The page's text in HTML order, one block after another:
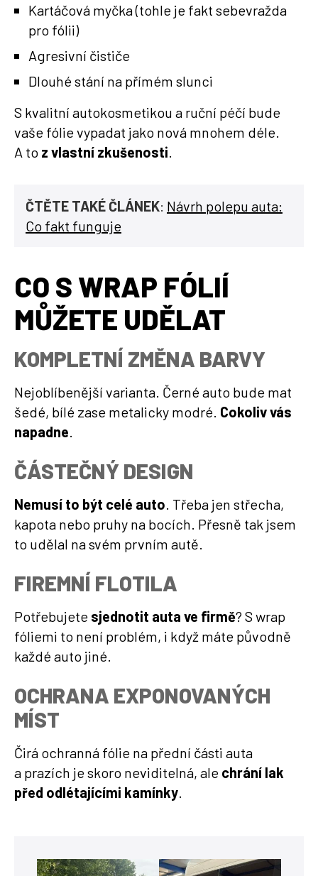
Kartáčová myčka (tohle je fakt sebevražda
pro fólii)
Agresivní čističe
Dlouhé stání na přímém slunci
S kvalitní autokosmetikou a ruční péčí bude
vaše fólie vypadat jako nová mnohem déle.
A to z vlastní zkušenosti.
ČTĚTE TAKÉ ČLÁNEK: Návrh polepu auta:
Co fakt funguje
CO S WRAP FÓLIÍ
MŮŽETE UDĚLAT
KOMPLETNÍ ZMĚNA BARVY
Nejoblíbenější varianta. Černé auto bude mat
šedé, bílé zase metalicky modré. Cokoliv vás
napadne.
ČÁSTEČNÝ DESIGN
Nemusí to být celé auto. Třeba jen střecha,
kapota nebo pruhy na bocích. Přesně tak jsem
to udělal na svém prvním autě.
FIREMNÍ FLOTILA
Potřebujete sjednotit auta ve firmě? S wrap
fóliemi to není problém, i když máte původně
každé auto jiné.
OCHRANA EXPONOVANÝCH
MÍST
Čirá ochranná fólie na přední části auta
a prazích je skoro neviditelná, ale chrání lak
před odlétajícími kamínky.